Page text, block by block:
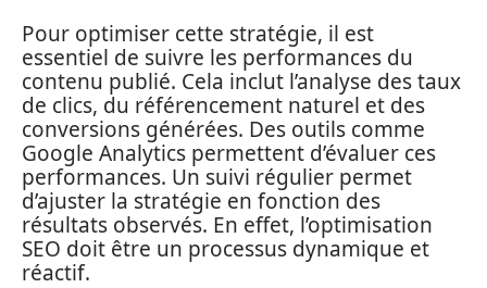
Pour optimiser cette stratégie, il est
essentiel de suivre les performances du
contenu publié. Cela inclut l’analyse des taux
de clics, du référencement naturel et des
conversions générées. Des outils comme
Google Analytics permettent d’évaluer ces
performances. Un suivi régulier permet
d’ajuster la stratégie en fonction des
résultats observés. En effet, l’optimisation
SEO doit être un processus dynamique et
réactif.